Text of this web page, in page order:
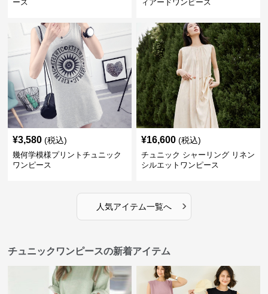
ース
ィアードワンピース
¥3,580 (税込)
幾何学模様プリントチュニック
ワンピース
¥16,600 (税込)
チュニック シャーリング リネン
シルエットワンピース
人気アイテム一覧へ ›
チュニックワンピースの新着アイテム